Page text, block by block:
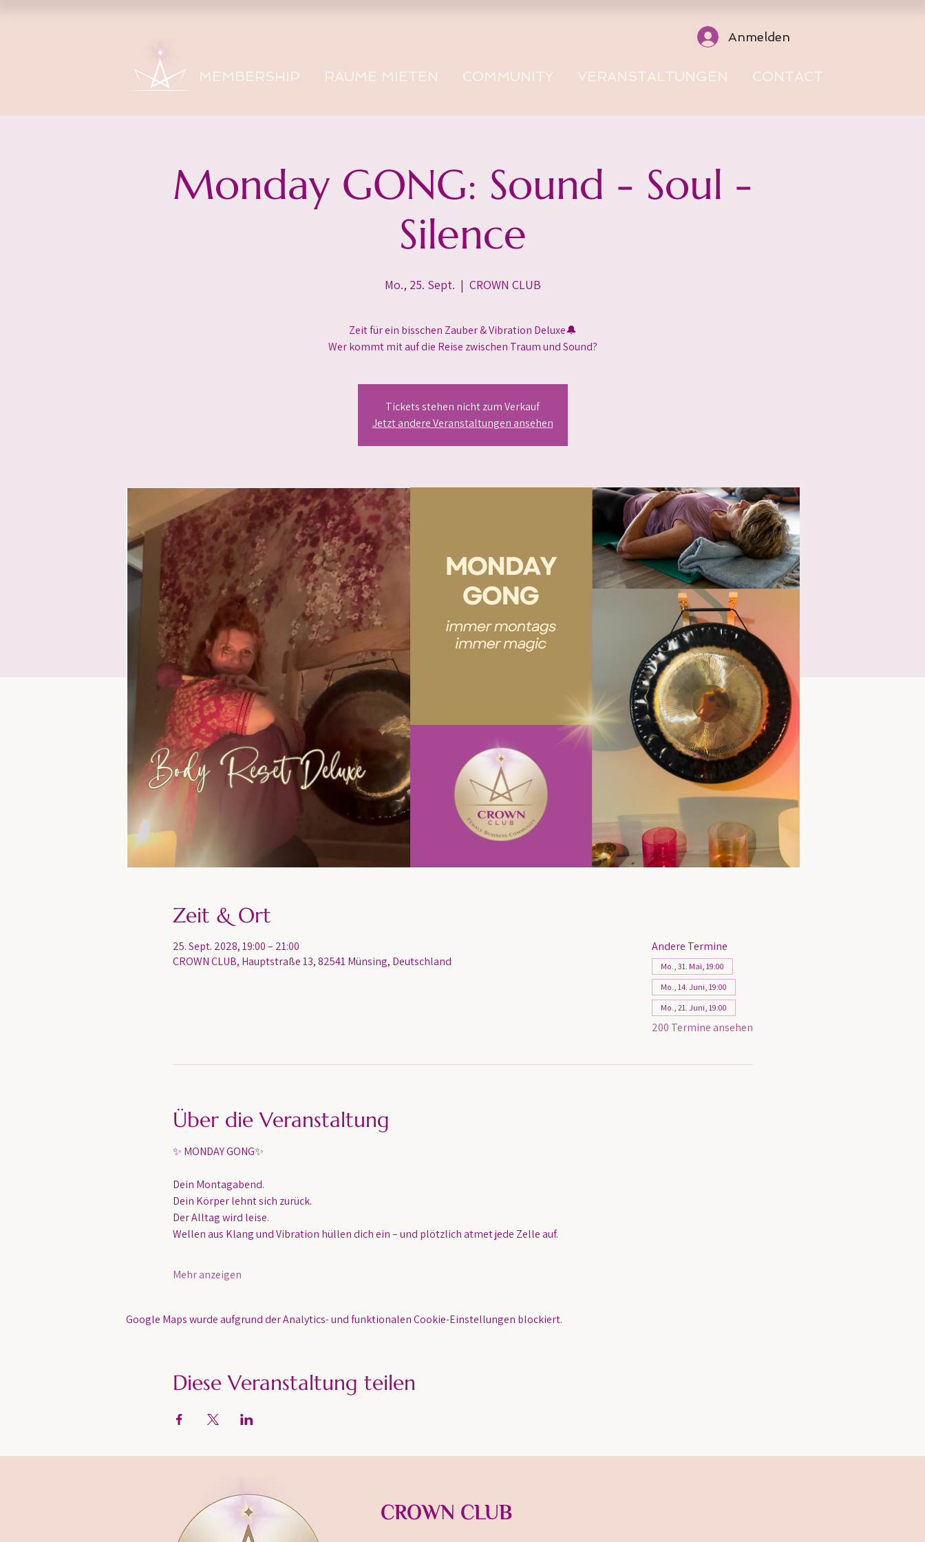
Anmelden
MEMBERSHIP RÄUME MIETEN COMMUNITY VERANSTALTUNGEN CONTACT
Monday GONG: Sound - Soul -
Silence
Mo., 25. Sept.
  |
CROWN CLUB
Zeit für ein bisschen Zauber & Vibration Deluxe🔔
Wer kommt mit auf die Reise zwischen Traum und Sound?
Tickets stehen nicht zum Verkauf
Jetzt andere Veranstaltungen ansehen
Zeit & Ort
25. Sept. 2028, 19:00 – 21:00
CROWN CLUB, Hauptstraße 13, 82541 Münsing, Deutschland
Andere Termine
Mo., 31. Mai, 19:00
Mo., 14. Juni, 19:00
Mo., 21. Juni, 19:00
200 Termine ansehen
Über die Veranstaltung
✨ MONDAY GONG✨
Dein Montagabend.
Dein Körper lehnt sich zurück.
Der Alltag wird leise.
Wellen aus Klang und Vibration hüllen dich ein – und plötzlich atmet jede Zelle auf.
Mehr anzeigen
Google Maps wurde aufgrund der Analytics- und funktionalen Cookie-Einstellungen blockiert.
Diese Veranstaltung teilen
CROWN CLUB